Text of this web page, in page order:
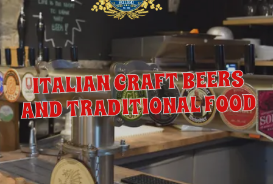
ITALIAN CRAFT BEERS
AND TRADITIONAL FOOD